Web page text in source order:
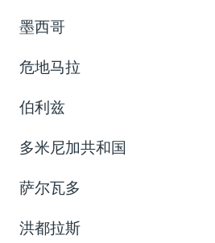
墨西哥
危地马拉
伯利兹
多米尼加共和国
萨尔瓦多
洪都拉斯